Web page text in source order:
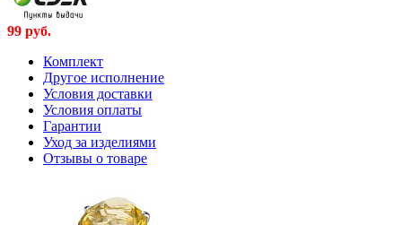
99 руб.
Комплект
Другое исполнение
Условия доставки
Условия оплаты
Гарантии
Уход за изделиями
Отзывы о товаре